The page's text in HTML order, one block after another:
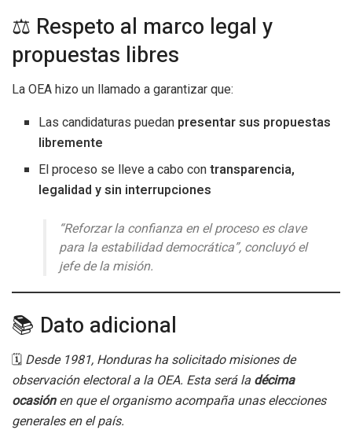
⚖️ Respeto al marco legal y
propuestas libres
La OEA hizo un llamado a garantizar que:
Las candidaturas puedan presentar sus propuestas
libremente
El proceso se lleve a cabo contransparencia,
legalidad y sin interrupciones
“Reforzar la confianza en el proceso es clave
para la estabilidad democrática”, concluyó el
jefe de la misión.
📚 Dato adicional
🗓️ Desde 1981, Honduras ha solicitado misiones de
observación electoral a la OEA. Esta será la décima
ocasiónen que el organismo acompaña unas elecciones
generales en el país.